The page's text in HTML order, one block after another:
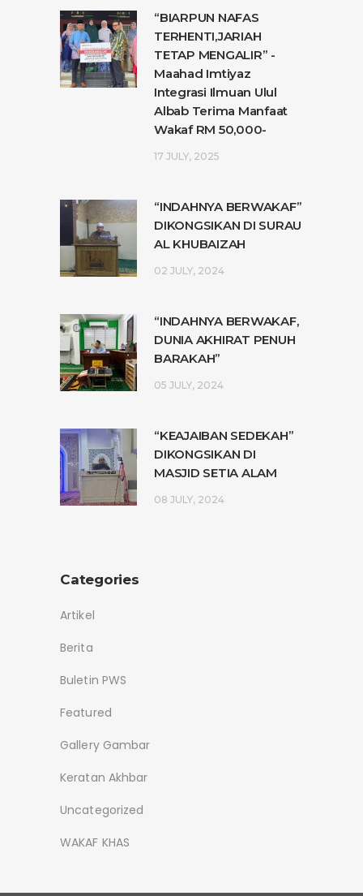
“BIARPUN NAFAS
TERHENTI,JARIAH
TETAP MENGALIR” -
Maahad Imtiyaz
Integrasi Ilmuan Ulul
Albab Terima Manfaat
Wakaf RM 50,000-
17 JULY, 2025
“INDAHNYA BERWAKAF”
DIKONGSIKAN DI SURAU
AL KHUBAIZAH
02 JULY, 2024
“INDAHNYA BERWAKAF,
DUNIA AKHIRAT PENUH
BARAKAH”
05 JULY, 2024
“KEAJAIBAN SEDEKAH”
DIKONGSIKAN DI
MASJID SETIA ALAM
08 JULY, 2024
Categories
Artikel
Berita
Buletin PWS
Featured
Gallery Gambar
Keratan Akhbar
Uncategorized
WAKAF KHAS